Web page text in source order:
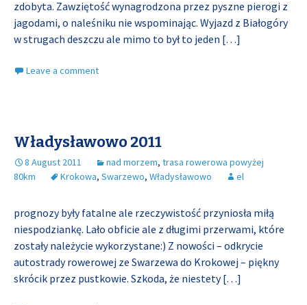
zdobyta. Zawziętość wynagrodzona przez pyszne pierogi z
jagodami, o naleśniku nie wspominając. Wyjazd z Białogóry
w strugach deszczu ale mimo to był to jeden […]
Leave a comment
Władysławowo 2011
8 August 2011 nad morzem, trasa rowerowa powyżej
80km
Krokowa, Swarzewo, Władysławowo el
prognozy były fatalne ale rzeczywistość przyniosła miłą
niespodziankę. Lało obficie ale z długimi przerwami, które
zostały należycie wykorzystane:) Z nowości – odkrycie
autostrady rowerowej ze Swarzewa do Krokowej – piękny
skrócik przez pustkowie. Szkoda, że niestety[…]